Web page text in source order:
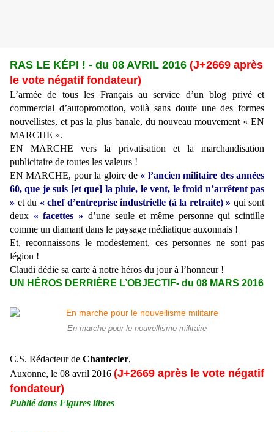
RAS LE KÉPI ! - du 08 AVRIL 2016 (J+2669 après
le vote négatif fondateur)
L’armée de tous les Français au service d’un blog privé et
commercial d’autopromotion, voilà sans doute une des formes
nouvellistes, et pas la plus banale, du nouveau mouvement « EN
MARCHE ».
EN MARCHE vers la privatisation et la marchandisation
publicitaire de toutes les valeurs !
EN MARCHE, pour la gloire de « l’ancien militaire des années
60, que je suis [et que] la pluie, le vent, le froid n’arrêtent pas
» et du « chef d’entreprise industrielle (à la retraite) » qui sont
deux « facettes » d’une seule et même personne qui scintille
comme un diamant dans le paysage médiatique auxonnais !
Et, reconnaissons le modestement, ces personnes ne sont pas
légion !
Claudi dédie sa carte à notre héros du jour à l’honneur !
UN HÉROS DERRIÈRE L’OBJECTIF- du 08 MARS 2016
En marche pour le nouvellisme militaire
C.S. Rédacteur de Chantecler,
Auxonne, le 08 avril 2016 (J+2669 après le vote négatif
fondateur)
Publié dans Figures libres